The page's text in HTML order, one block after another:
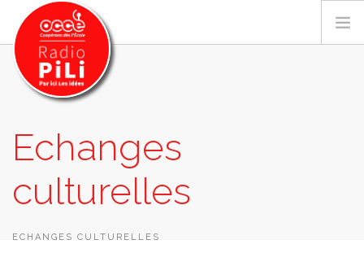
GRILLE DES PROGRAMMES
EMISSIONS / PODCASTS
SUR LE TERRITOIRE
RESSOURCES
Echanges
culturelles
ECHANGES CULTURELLES